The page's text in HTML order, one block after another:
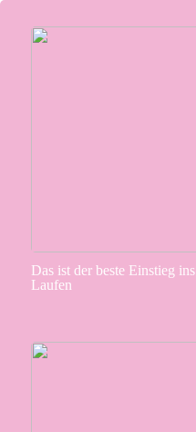
Das ist der beste Einstieg ins
Laufen